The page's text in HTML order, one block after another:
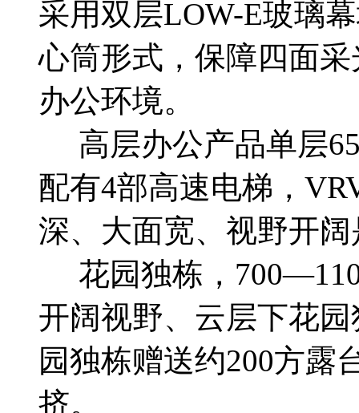
采用双层LOW-E玻璃
心筒形式，保障四面
办公环境。
高层办公产品单层
配有4部高速电梯，
深、大面宽、视野开
花园独栋，
开阔视野、云层下花
园独栋赠送约200方露
挤。